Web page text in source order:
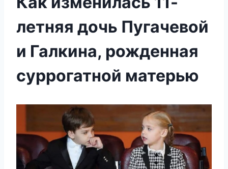
летняя дочь Пугачевой
и Галкина, рожденная
суррогатной матерью